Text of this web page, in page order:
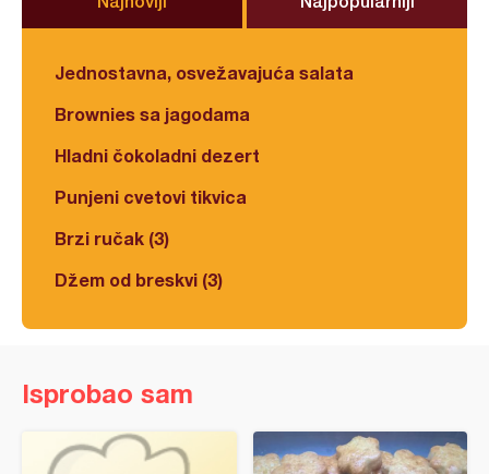
Jednostavna, osvežavajuća salata
Brownies sa jagodama
Hladni čokoladni dezert
Punjeni cvetovi tikvica
Brzi ručak (3)
Džem od breskvi (3)
Isprobao sam